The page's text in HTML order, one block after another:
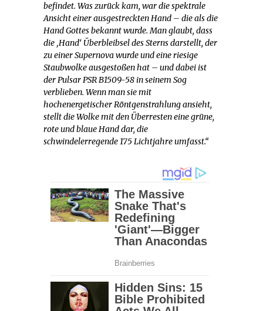
befindet. Was zurück kam, war die spektrale
Ansicht einer ausgestreckten Hand – die als die
Hand Gottes bekannt wurde. Man glaubt, dass
die ‚Hand‘ Überbleibsel des Sterns darstellt, der
zu einer Supernova wurde und eine riesige
Staubwolke ausgestoßen hat – und dabei ist
der Pulsar PSR B1509-58 in seinem Sog
verblieben. Wenn man sie mit
hochenergetischer Röntgenstrahlung ansieht,
stellt die Wolke mit den Überresten eine grüne,
rote und blaue Hand dar, die
schwindelerregende 175 Lichtjahre umfasst.“